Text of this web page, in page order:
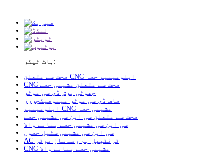
ہاٹ ٹیگز:
صحت سے متعلق CNC ایلومینیم حصہ
CNC صحت سے متعلق مشینی حصے
چھوٹی برش ڈی سی موٹر
صاف ڈی سی موٹر مینوفیکچررز
ایلومینیم CNC مشینی حصہ
صحت سے متعلق سی این سی مشینی حصے
سی این سی مشینی حصے بنانے والا
سی این سی مشینی سٹیل حصوں
AC ٹرنٹیبل ہم وقت ساز موٹر
CNC مشینی حصے بنانے والا